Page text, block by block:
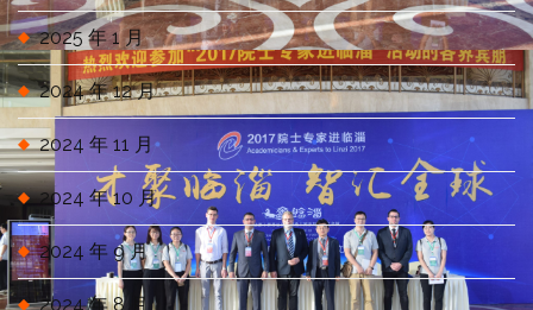
2025 年 1 月
2024 年 12 月
2024 年 11 月
2024 年 10 月
2024 年 9 月
2024 年 8 月